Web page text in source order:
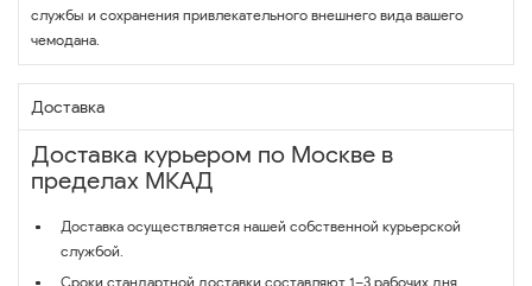
службы и сохранения привлекательного внешнего вида вашего
чемодана.
Доставка
Доставка курьером по Москве в
пределах МКАД
Доставка осуществляется нашей собственной курьерской
службой.
Сроки стандартной доставки составляют 1–3 рабочих дня,